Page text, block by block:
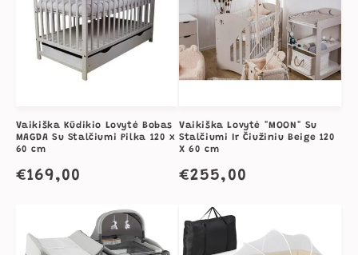
Vaikiška Kūdikio Lovytė Bobas
MAGDA Su Stalčiumi Pilka 120 x
60 cm
Įprasta
€169,00
Vaikiška Lovytė "MOON" Su
Stalčiumi Ir Čiužiniu Beige 120
X 60 cm
Įprasta
€255,00